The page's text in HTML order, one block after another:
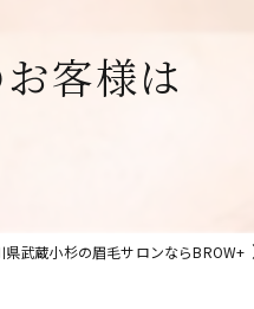
ハリ
客様は
県武蔵小杉の眉毛サロンならBROW+